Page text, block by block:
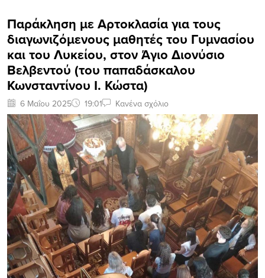
Παράκληση με Αρτοκλασία για τους
διαγωνιζόμενους μαθητές του Γυμνασίου
και του Λυκείου, στον Άγιο Διονύσιο
Βελβεντού (του παπαδάσκαλου
Κωνσταντίνου Ι. Κώστα)
6 Μαΐου 2025 19:01 Κανένα σχόλιο